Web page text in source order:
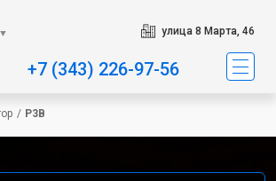
▼ улица 8 Марта, 46
+7 (343) 226-97-56
/ P3B